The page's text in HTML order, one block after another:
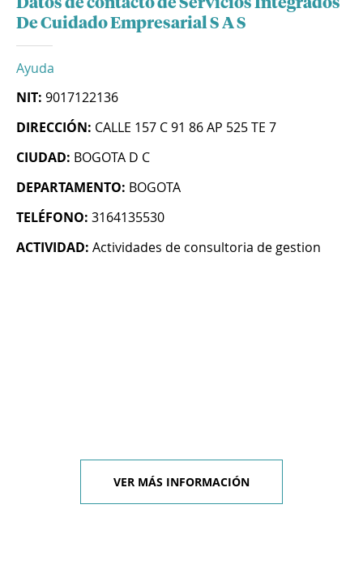
Datos de contacto de Servicios Integrados
De Cuidado Empresarial S A S
Ayuda
NIT: 9017122136
DIRECCIÓN: CALLE 157 C 91 86 AP 525 TE 7
CIUDAD: BOGOTA D C
DEPARTAMENTO: BOGOTA
TELÉFONO: 3164135530
ACTIVIDAD: Actividades de consultoria de gestion
VER MÁS INFORMACIÓN